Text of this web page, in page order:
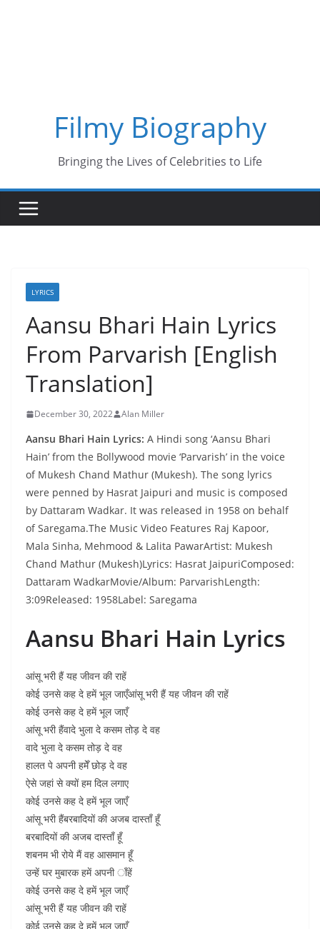
Filmy Biography
Bringing the Lives of Celebrities to Life
LYRICS
Aansu Bhari Hain Lyrics
From Parvarish [English
Translation]
December 30, 2022 Alan Miller
Aansu Bhari Hain Lyrics: A Hindi song ‘Aansu Bhari
Hain’ from the Bollywood movie ‘Parvarish’ in the voice
of Mukesh Chand Mathur (Mukesh). The song lyrics
were penned by Hasrat Jaipuri and music is composed
by Dattaram Wadkar. It was released in 1958 on behalf
of Saregama.The Music Video Features Raj Kapoor,
Mala Sinha, Mehmood & Lalita PawarArtist: Mukesh
Chand Mathur (Mukesh)Lyrics: Hasrat JaipuriComposed:
Dattaram WadkarMovie/Album: ParvarishLength:
3:09Released: 1958Label: Saregama
Aansu Bhari Hain Lyrics
आंसू भरी हैं यह जीवन की राहें
कोई उनसे कह दे हमें भूल जाएँआंसू भरी हैं यह जीवन की राहें
कोई उनसे कह दे हमें भूल जाएँ
आंसू भरी हैंवादे भुला दे कसम तोड़ दे वह
वादे भुला दे कसम तोड़ दे वह
हालत पे अपनी हमेँ छोड़ दे वह
ऐसे जहां से क्यों हम दिल लगाए
कोई उनसे कह दे हमें भूल जाएँ
आंसू भरी हैंबरबादियों की अजब दास्ताँ हूँ
बरबादियों की अजब दास्ताँ हूँ
शबनम भी रोये मैं वह आसमान हूँ
उन्हें घर मुबारक हमें अपनी ाँहें
कोई उनसे कह दे हमें भूल जाएँ
आंसू भरी हैं यह जीवन की राहें
कोई उनसे कह दे हमें भूल जाएँ